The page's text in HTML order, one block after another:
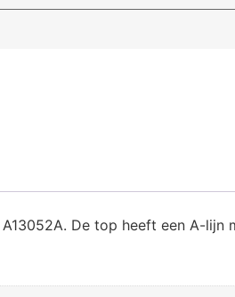
De top heeft een A-lijn